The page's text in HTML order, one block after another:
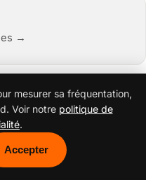
→
→
mesurer sa fréquentation,
Voir notre politique de
.
Accepter